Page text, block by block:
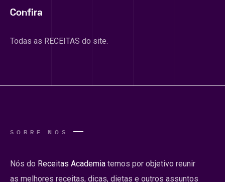
Confira
Todas as RECEITAS do site.
SOBRE NÓS
Nós do Receitas Academia temos por objetivo reunir
as melhores receitas, dicas, dietas e outros assuntos